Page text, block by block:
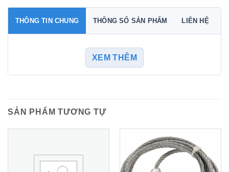
THÔNG TIN CHUNG THÔNG SỐ SẢN PHẨM LIÊN HỆ
XEM THÊM
SẢN PHẨM TƯƠNG TỰ